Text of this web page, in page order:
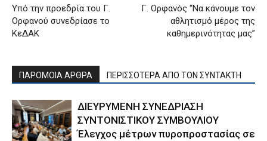
Υπό την προεδρία του Γ.
Ορφανού συνεδρίασε το
ΚεΔΑΚ
Γ. Ορφανός “Να κάνουμε τον
αθλητισμό μέρος της
καθημερινότητας μας”
ΠΑΡΟΜΟΙΑ ΑΡΘΡΑ ΠΕΡΙΣΣΟΤΕΡΑ ΑΠΟ ΤΟΝ ΣΥΝΤΑΚΤΗ
ΔΙΕΥΡΥΜΕΝΗ ΣΥΝΕΔΡΙΑΣΗ
ΣΥΝΤΟΝΙΣΤΙΚΟΥ ΣΥΜΒΟΥΛΙΟΥ
Έλεγχος μέτρων πυροπροστασίας σε